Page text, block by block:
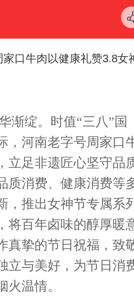
口牛肉以健康礼赞3.8女
渐绽。时值“三八”国
，河南老字号周家口
立足非遗匠心坚守品
质消费、健康消费等
，推出女神节专属系
将百年卤味的醇厚暖
真挚的节日祝福，致
立与美好，为节日消
温情。